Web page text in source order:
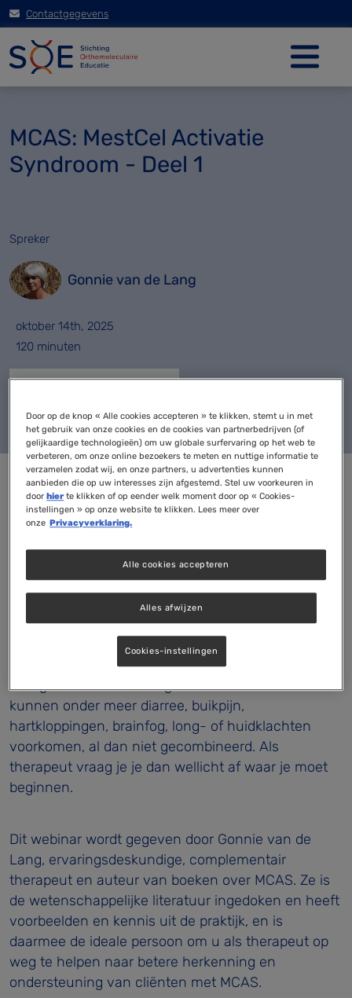
Contactgegevens
MCAS: MestCel Activatie
Syndroom - Deel 1
Spreker
Gonnie van de Lang
oktober 14th, 2025
120 minuten
Bij MestCel Activatie Syndroom (MCAS) reageren
de mestcellen overactief op onschuldige prikkels,
Histamine speelt hierbij als mediator een
belangrijke rol. Over MCAS is in Nederland nog
relatief weinig bekend. Dat is vervelend, want
mensen met deze aandoening ervaren een breed
scala aan klachten op verschillende organen en
systemen, die moeilijk te diagnosticeren zijn of voor
kunnen onder meer diarree, buikpijn,
hartkloppingen, brainfog, long- of huidklachten
voorkomen, al dan niet gecombineerd. Als
therapeut vraag je je dan wellicht af waar je moet
beginnen.
Dit webinar wordt gegeven door Gonnie van de
Lang, ervaringsdeskundige, complementair
therapeut en auteur van boeken over MCAS. Ze is
de wetenschappelijke literatuur ingedoken en heeft
voorbeelden en kennis uit de praktijk, en is
daarmee de ideale persoon om u als therapeut op
weg te helpen naar betere herkenning en
ondersteuning van cliënten met MCAS.
Door op de knop « Alle cookies accepteren » te klikken, stemt u in met
het gebruik van onze cookies en de cookies van partnerbedrijven (of
gelijkaardige technologieën) om uw globale surfervaring op het web te
verbeteren, om onze online bezoekers te meten en nuttige informatie te
verzamelen zodat wij, en onze partners, u advertenties kunnen
aanbieden die op uw interesses zijn afgestemd. Stel uw voorkeuren in
doorhierte klikken of op eender welk moment door op « Cookies-
instellingen » op onze website te klikken. Lees meer over
onze Privacyverklaring.
Alles afwijzen
Alle cookies accepteren
Cookies-instellingen